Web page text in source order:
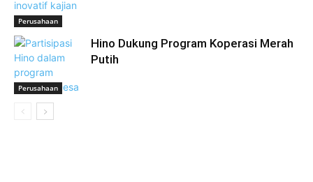
Perusahaan
Perusahaan
Hino Dukung Program Koperasi Merah
Putih